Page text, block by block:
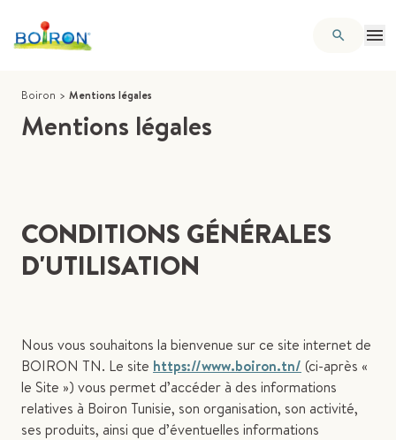
Boiron > Mentions légales
Mentions légales
CONDITIONS GÉNÉRALES
D'UTILISATION
Nous vous souhaitons la bienvenue sur ce site internet de
BOIRON TN. Le site https://www.boiron.tn/ (ci-après «
le Site ») vous permet d’accéder à des informations
relatives à Boiron Tunisie, son organisation, son activité,
ses produits, ainsi que d’éventuelles informations